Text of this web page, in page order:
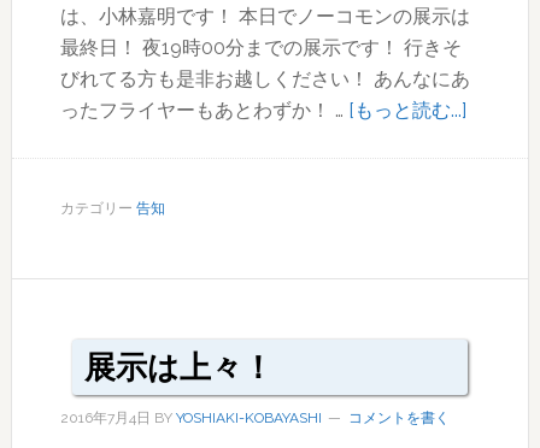
示
が
開
始。
は、小林嘉明です！ 本日でノーコモンの展示は
最終日！ 夜19時00分までの展示です！ 行きそ
びれてる方も是非お越しください！ あんなにあ
ったフライヤーもあとわずか！ … [もっと読む...]about
カテゴリー 告知
展示は上々！
2016年7月4日 BY YOSHIAKI-KOBAYASHI コメントを書く